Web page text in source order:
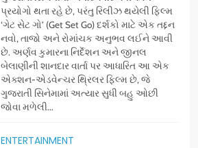
પ્રયોગો થતા રહે છે, પરંતુ રિલીઝ થયેલી ફિલ્મ
‘ગેટ સેટ ગો’ (Get Set Go) દર્શકો માટે એક તદ્દન
નવો, તાજો અને રોમાંચક અનુભવ લઈને આવી
છે. અર્ણવ કુમારના નિર્દેશન અને જીનલ
બેલાણીની શાનદાર વાર્તા પર આધારિત આ એક
એક્શન-એડવેન્ચર થ્રિલર ફિલ્મ છે, જે
ગુજરાતી સિનેમામાં અત્યાર સુધી બહુ ઓછી
જોવા મળેલી...
ENTERTAINMENT